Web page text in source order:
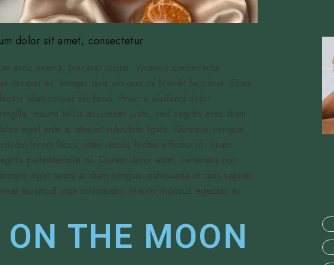
dolor sit amet, consectetur
arcu viverra, placerat ipsum. Vivamus consectetur
tempor et. Integer quis elit quis mi blandit faucibus. Etiam
ullamcorper eleifend. Proin a eleifend dolor.
mauris tellus accumsan justo, sed sagittis eros diam
eget ante a, aliquet vulputate ligula. Quisque congue
lorem lacus, vitae iaculis lectus efficitur in. Etiam
pellentesque mi. Donec dolor enim, venenatis non
eget turpis at diam congue malesuada et quis sapien.
euismod urna sollicitudin. Mauris rhoncus egestas ex
THE MOON